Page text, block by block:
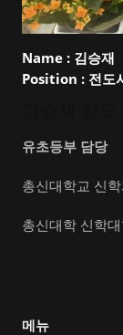
Name : 김승재
Position : 전도
유초등부 담당
총신대학교 신
총신대학 신학
메뉴